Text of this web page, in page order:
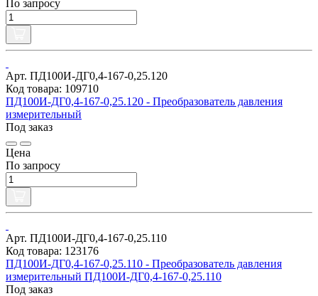
По запросу
Арт. ПД100И-ДГ0,4-167-0,25.120
Код товара: 109710
ПД100И-ДГ0,4-167-0,25.120 - Преобразователь давления
измерительный
Под заказ
Цена
По запросу
Арт. ПД100И-ДГ0,4-167-0,25.110
Код товара: 123176
ПД100И-ДГ0,4-167-0,25.110 - Преобразователь давления
измерительный ПД100И-ДГ0,4-167-0,25.110
Под заказ